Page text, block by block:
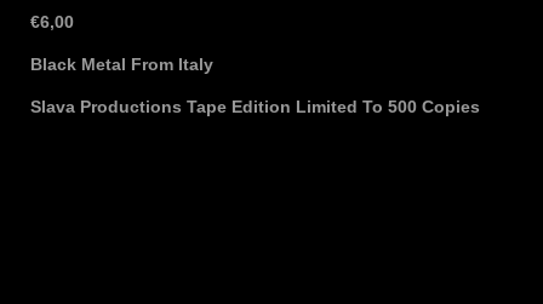
€6,00
Black Metal From Italy
Slava Productions Tape Edition Limited To 500 Copies